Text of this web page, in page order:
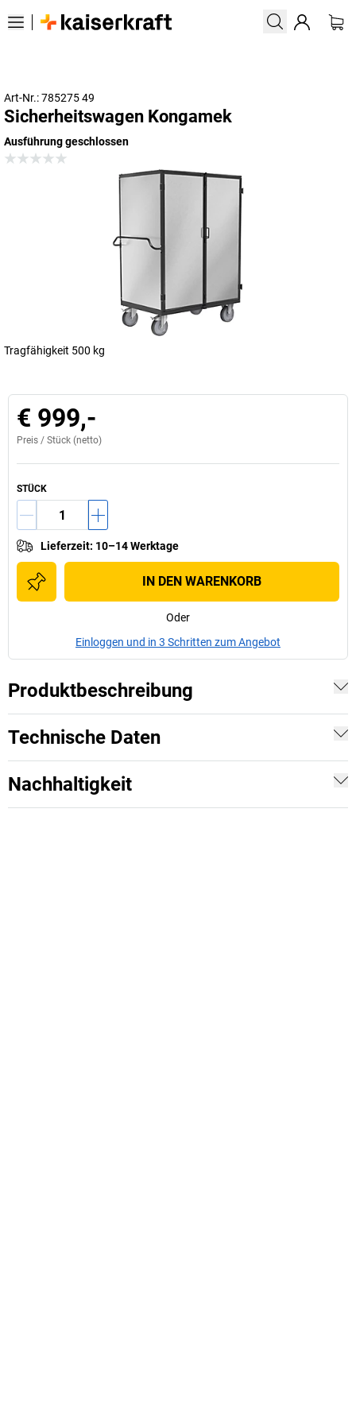
Art-Nr.: 785275 49
Sicherheitswagen Kongamek
Ausführung geschlossen
Tragfähigkeit 500 kg
€ 999,-
Preis / Stück (netto)
STÜCK
Lieferzeit: 10–14 Werktage
IN DEN WARENKORB
Oder
Einloggen und in 3 Schritten zum Angebot
Produktbeschreibung
Technische Daten
Nachhaltigkeit